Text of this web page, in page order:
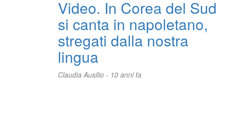
Video. In Corea del Sud
si canta in napoletano,
stregati dalla nostra
lingua
Claudia Ausilio - 10 anni fa